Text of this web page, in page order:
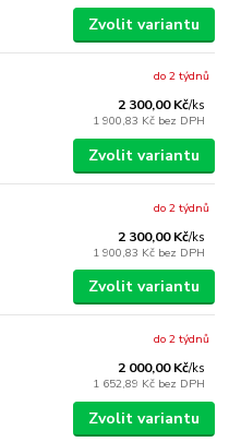
Zvolit variantu
2 300,00 Kč/ks
1 900,83 Kč bez DPH
do 2 týdnů
Zvolit variantu
2 300,00 Kč/ks
1 900,83 Kč bez DPH
do 2 týdnů
Zvolit variantu
2 000,00 Kč/ks
1 652,89 Kč bez DPH
do 2 týdnů
Zvolit variantu